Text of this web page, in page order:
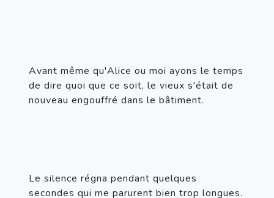
Avant même qu'Alice ou moi ayons le temps
de dire quoi que ce soit, le vieux s'était de
nouveau engouffré dans le bâtiment.
Le silence régna pendant quelques
secondes qui me parurent bien trop longues.